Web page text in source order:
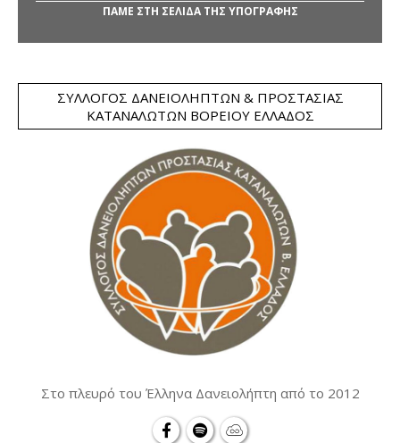
ΠΑΜΕ ΣΤΗ ΣΕΛΙΔΑ ΤΗΣ ΥΠΟΓΡΑΦΗΣ
ΣΎΛΛΟΓΟΣ ΔΑΝΕΙΟΛΗΠΤΏΝ & ΠΡΟΣΤΑΣΊΑΣ
ΚΑΤΑΝΑΛΩΤΏΝ ΒΟΡΕΊΟΥ ΕΛΛΆΔΟΣ
Στο πλευρό του Έλληνα Δανειολήπτη από το 2012